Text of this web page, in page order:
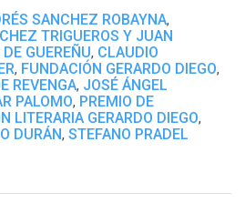
SANCHEZ ROBAYNA,
TRIGUEROS Y JUAN
GUEREÑU, CLAUDIO
, FUNDACIÓN GERARDO DIEGO,
REVENGA, JOSÉ ÁNGEL
PALOMO, PREMIO DE
LITERARIA GERARDO DIEGO,
DURÁN, STEFANO PRADEL